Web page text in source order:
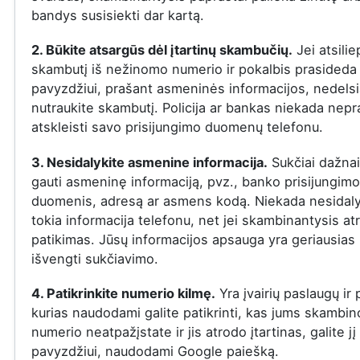
bandys susisiekti dar kartą.
2. Būkite atsargūs dėl įtartinų skambučių. Jei
skambutį iš nežinomo numerio ir pokalbis
pavyzdžiui, prašant asmeninės informacijos,
nutraukite skambutį. Policija ar bankas niekada
atskleisti savo prisijungimo duomenų telefonu.
3. Nesidalykite asmenine informacija. Sukčiai
gauti asmeninę informaciją, pvz., banko prisijungimo
duomenis, adresą ar asmens kodą. Niekada
tokia informacija telefonu, net jei skambinantysis
patikimas. Jūsų informacijos apsauga yra geriausias
išvengti sukčiavimo.
4. Patikrinkite numerio kilmę. Yra įvairių paslaugų ir
kurias naudodami galite patikrinti, kas jums
numerio neatpažįstate ir jis atrodo įtartinas, galite
pavyzdžiui, naudodami Google paiešką.